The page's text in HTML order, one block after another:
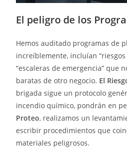
El peligro de los
Hemos auditado programas de
increíblemente, incluían “riesgos
“escaleras de emergencia” que
baratas de otro negocio. El
brigada sigue un protocolo
incendio químico, pondrán en
Proteo, realizamos un
escribir procedimientos que
materiales peligrosos.